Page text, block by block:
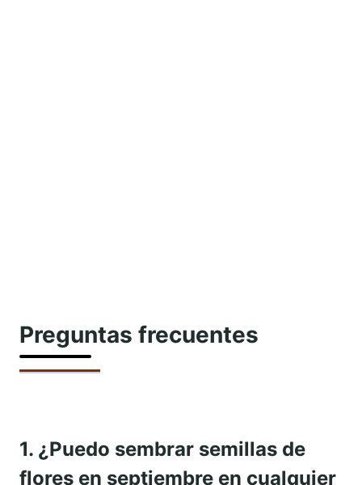
Preguntas frecuentes
1. ¿Puedo sembrar semillas de
flores en septiembre en cualquier